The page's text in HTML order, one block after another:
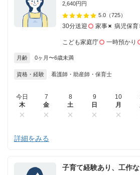
2,640円円
5.0 （725）
30分送迎 家事 病児保育
こども家庭庁 一時預かり
月齢 0ヶ月〜6歳未満
資格・経験 看護師・助産師・保育士
今日
木
7
金
8
土
9
日
10
月
詳細をみる
子育て経験あり、工作